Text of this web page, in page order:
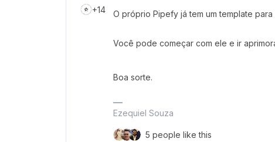
+14 O próprio Pipefy já tem um template
Você pode começar com ele e ir
Boa sorte.
Ezequiel Souza
5 people like this